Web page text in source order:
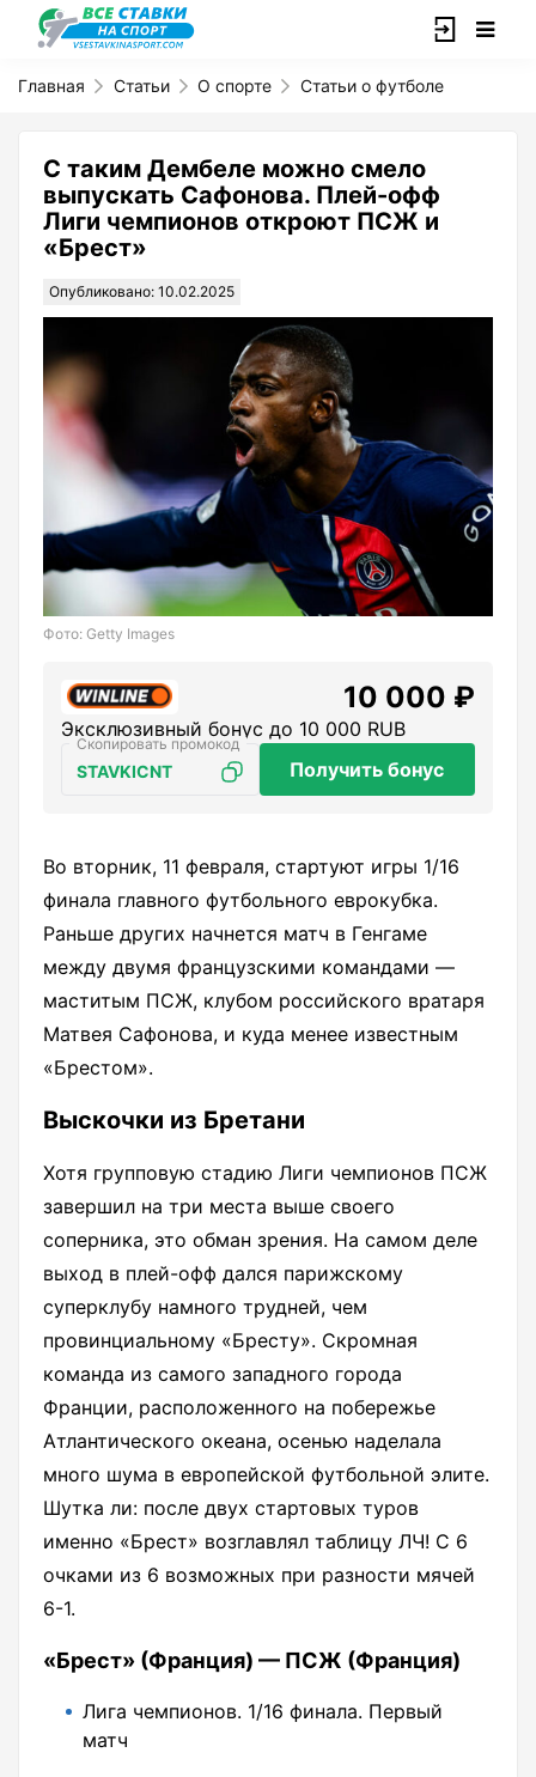
Главная Статьи О спорте Статьи о футболе
С таким Дембеле можно смело
выпускать Сафонова. Плей-офф
Лиги чемпионов откроют ПСЖ и
«Брест»
Опубликовано: 10.02.2025
Фото: Getty Images
10 000 ₽
Эксклюзивный бонус до 10 000 RUB
STAVKICNT Получить бонус
Во вторник, 11 февраля, стартуют игры 1/16
финала главного футбольного еврокубка.
Раньше других начнется матч в Генгаме
между двумя французскими командами —
маститым ПСЖ, клубом российского вратаря
Матвея Сафонова, и куда менее известным
«Брестом».
Выскочки из Бретани
Хотя групповую стадию Лиги чемпионов ПСЖ
завершил на три места выше своего
соперника, это обман зрения. На самом деле
выход в плей-офф дался парижскому
суперклубу намного трудней, чем
провинциальному «Бресту». Скромная
команда из самого западного города
Франции, расположенного на побережье
Атлантического океана, осенью наделала
много шума в европейской футбольной элите.
Шутка ли: после двух стартовых туров
именно «Брест» возглавлял таблицу ЛЧ! С 6
очками из 6 возможных при разности мячей
6-1.
«Брест» (Франция) — ПСЖ (Франция)
Лига чемпионов. 1/16 финала. Первый
матч